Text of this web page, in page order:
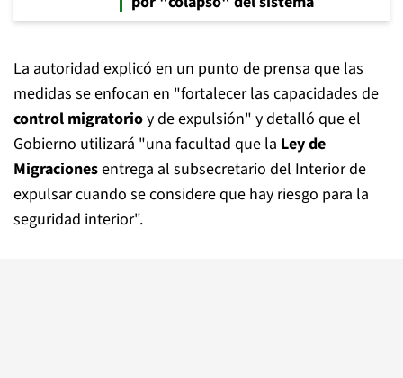
La autoridad explicó en un punto de prensa que las
medidas se enfocan en "fortalecer las capacidades de
control migratorioy de expulsión" y detalló que el
Gobierno utilizará "una facultad que la Ley de
Migracionesentrega al subsecretario del Interior de
expulsar cuando se considere que hay riesgo para la
seguridad interior".